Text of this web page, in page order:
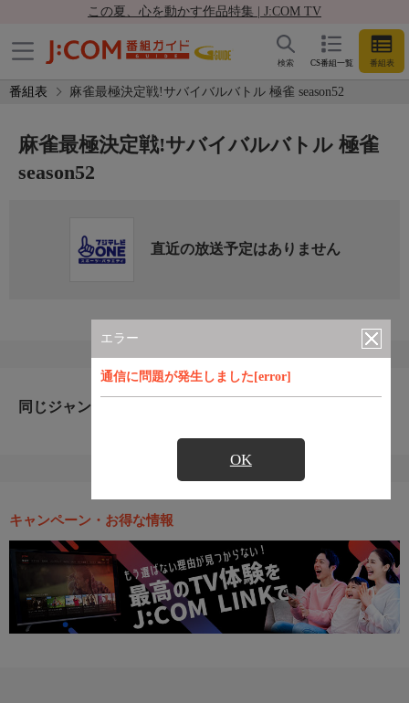
この夏、心を動かす作品特集 | J:COM TV
CS番組一覧 番組表
検索
番組表 麻雀最極決定戦!サバイバルバトル 極雀 season52
エラー
通信に問題が発生しました[error]
OK
麻雀最極決定戦!サバイバルバトル 極雀
season52
直近の放送予定はありません
同じジャンルのおすすめ番組
キャンペーン・お得な情報